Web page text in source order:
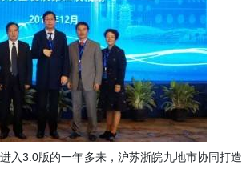
入3.0版的一年多来，沪苏浙皖九地市协同打